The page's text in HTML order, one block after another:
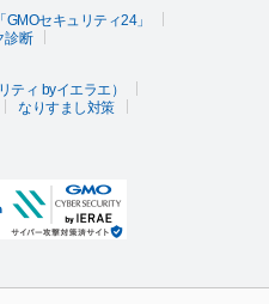
セキュリティ24」
診断
ティ byイエラエ）
なりすまし対策